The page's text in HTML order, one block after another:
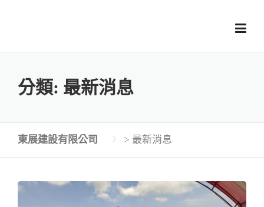
分類: 最新消息
東展建設有限公司 > 最新消息